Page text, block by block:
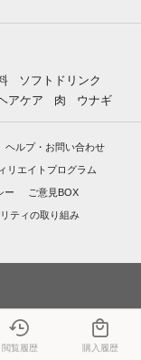
ソフトドリンク
アケア 肉 ウナギ
ヘルプ・お問い合わせ
リエイトプログラム
ー ご意見BOX
ティの取り組み
閲覧履歴 購入履歴